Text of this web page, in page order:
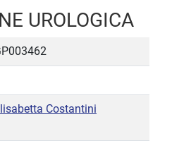
UROLOGICA
Costantini